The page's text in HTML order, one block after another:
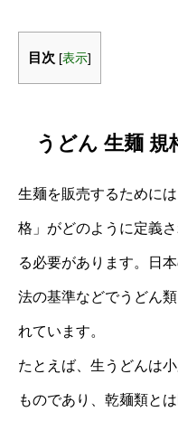
目次 [表示]
うどん 生麺 規
生麺を販売するために
格」がどのように定義
る必要があります。日
法の基準などでうどん
れています。
たとえば、生うどんは
ものであり、乾麺類と